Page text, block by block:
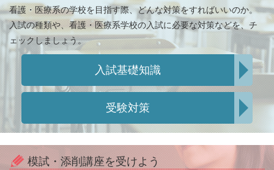
看護・医療系の学校を目指す際、どんな対策をすればいいのか。
入試の種類や、看護・医療系学校の入試に必要な対策などを、チ
ェックしましょう。
入試基礎知識
受験対策
模試・添削講座を受けよう